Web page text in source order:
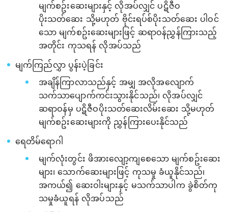
မျက်စဥ်းဆေးများနှင့် လိုအပ်လျှင် ပဋိဇီဝ
ပိုးသတ်ဆေး သို့မဟုတ် ဗိုင်းရပ်စ်ပိုးသတ်ဆေး ပါဝင်
သော မျက်စဥ်းဆေးများဖြင့် ဆရာဝန်ညွှန်ကြားသည့်
အတိုင်း ကုသရန် လိုအပ်သည်
မျက်ကြည်လွှာ ပွန်းပဲ့ခြင်း
အချိန်ကြာလာသည်နှင့် အမျှ အလိုအလျောက်
သက်သာပျောက်ကင်းသွားနိုင်သည်၊ လိုအပ်လျှင်
ဆရာဝန်မှ ပဋိဇီဝပိုးသတ်ဆေးလိမ်းဆေး သို့မဟုတ်
မျက်စဥ်းဆေးများကို ညွှန်ကြားပေးနိုင်သည်
ရေတိမ်ရောဂါ
မျက်လုံးတွင်း ဖိအားလျော့ကျစေသော မျက်စဥ်းဆေး
များ၊ သောက်ဆေးများဖြင့် ကုသမှု ခံယူနိုင်သည်၊
အကယ်၍ ဆေးဝါးများနှင့် မသက်သာပါက ခွဲစိတ်ကု
သမှုခံယူရန် လိုအပ်သည်